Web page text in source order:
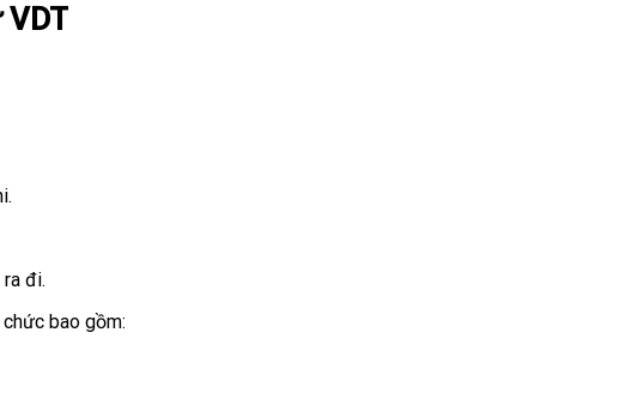
đi.
bao gồm: